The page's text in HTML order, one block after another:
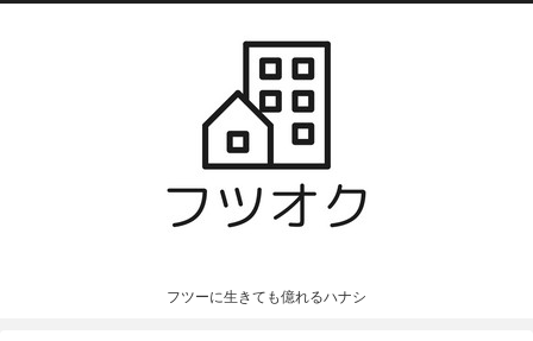
フツーに生きても億れるハナシ